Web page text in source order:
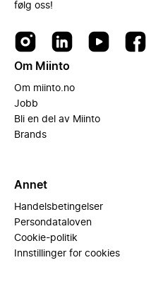
følg oss!
Om Miinto
Om miinto.no
Jobb
Bli en del av Miinto
Brands
Annet
Handelsbetingelser
Persondataloven
Cookie-politik
Innstillinger for cookies